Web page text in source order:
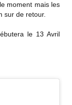
moment mais les
sur de retour.
le 13 Avril